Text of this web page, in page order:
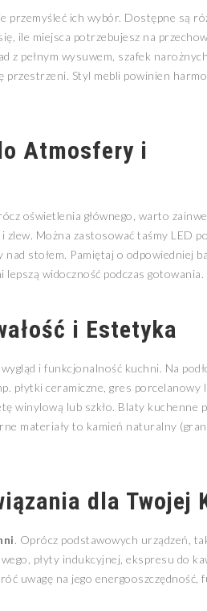
przemyśleć ich wybór. Dostępne są
ile miejsca potrzebujesz na
z pełnym wysuwem, szafek
Styl mebli powinien
Atmosfery i
oświetlenia głównego, warto
Można zastosować taśmy LED
stołem. Pamiętaj o odpowiedniej
widoczność podczas gotowania.
i Estetyka
i funkcjonalność kuchni. Na
płytki ceramiczne, gres porcelanowy
winylową lub szkło. Blaty kuchenne
materiały to kamień naturalny
dla Twojej
. Oprócz podstawowych urządzeń,
płyty indukcyjnej, ekspresu do
uwagę na jego energooszczędność,